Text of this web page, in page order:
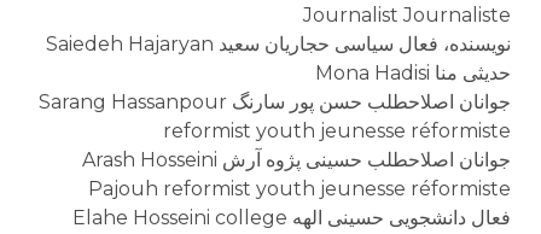
Journalist Journaliste
نویسنده، فعال سیاسی حجاریان سعید Saiedeh Hajaryan
حدیثی منا Mona Hadisi
جوانان اصلاحطلب حسن پور سارنگ Sarang Hassanpour
reformist youth jeunesse réformiste
جوانان اصلاحطلب حسينى پژوه آرش Arash Hosseini
Pajouh reformist youth jeunesse réformiste
فعال دانشجویی حسینی الهه Elahe Hosseini college